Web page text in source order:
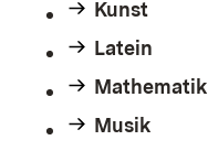
Kunst
Latein
Mathematik
Musik